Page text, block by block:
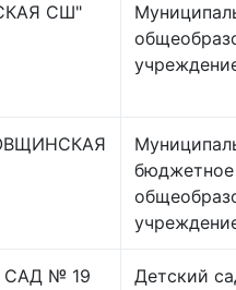
СШ"
бюджетное
САД № 19
Детский